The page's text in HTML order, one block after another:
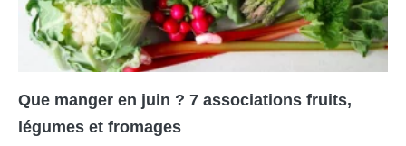
Que manger en juin ? 7 associations fruits,
légumes et fromages